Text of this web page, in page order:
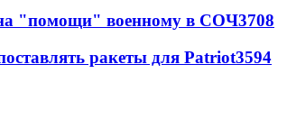
"помощи" военному в СОЧ3708
ракеты для Patriot3594